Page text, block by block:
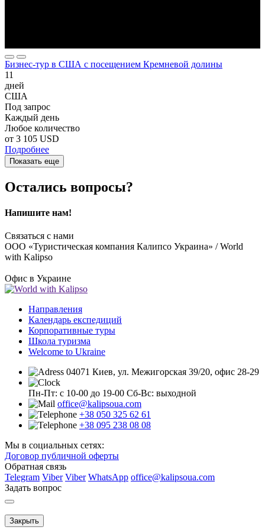
Бизнес-тур в США с посещением Кремневой долины
11
дней
США
Под запрос
Каждый день
Любое количество
от 3 105 USD
Подробнее
Показать еще
Остались вопросы?
Напишите нам!
Связаться с нами
ООО «Туристическая компания Калипсо Украина» / World
with Kalipso
Офис в Украине
Направления
Календарь експедиций
Корпоративные туры
Школа туризма
Welcome to Ukraine
04071 Киев, ул. Межигорская 39/20, офис 28-29
Пн-Пт: с 10-00 до 19-00 Сб-Вс: выходной
office@kalipsoua.com
+38 050 325 62 61
+38 095 238 08 08
Мы в социальных сетях:
Договор публичной оферты
Обратная связь
Telegram Viber Viber WhatsApp office@kalipsoua.com
Задать вопрос
Закрыть